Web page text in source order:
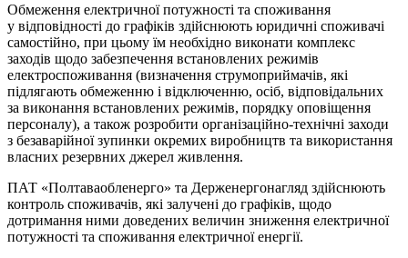
Обмеження електричної потужності та споживання
у відповідності до графіків здійснюють юридичні споживачі
самостійно, при цьому їм необхідно виконати комплекс
заходів щодо забезпечення встановлених режимів
електроспоживання (визначення струмоприймачів, які
підлягають обмеженню і відключенню, осіб, відповідальних
за виконання встановлених режимів, порядку оповіщення
персоналу), а також розробити організаційно-технічні заходи
з безаварійної зупинки окремих виробництв та використання
власних резервних джерел живлення.
ПАТ «Полтаваобленерго» та Держенергонагляд здійснюють
контроль споживачів, які залучені до графіків, щодо
дотримання ними доведених величин зниження електричної
потужності та споживання електричної енергії.